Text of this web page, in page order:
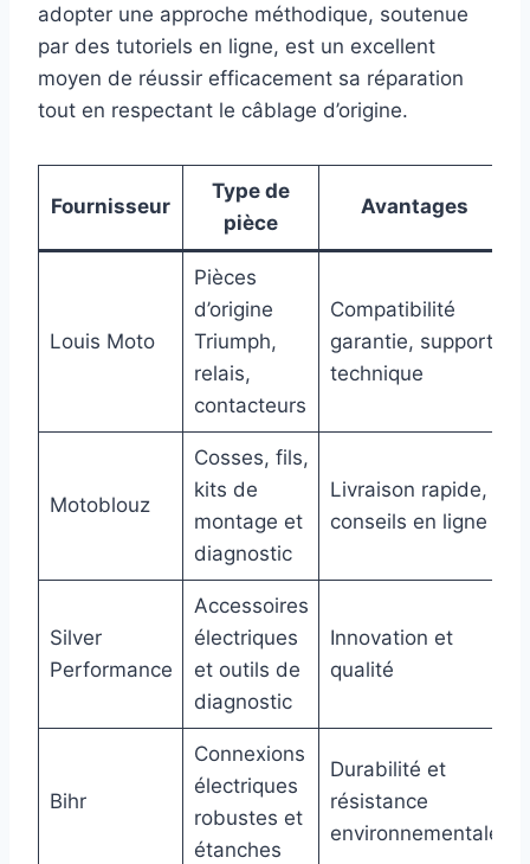
adopter une approche méthodique, soutenue
par des tutoriels en ligne, est un excellent
moyen de réussir efficacement sa réparation
tout en respectant le câblage d’origine.
Fournisseur
Type de
pièce
Avantages
Louis Moto
Pièces
d’origine
Triumph,
relais,
contacteurs
Compatibilité
garantie, support
technique
Motoblouz
Cosses, fils,
kits de
montage et
diagnostic
Livraison rapide,
conseils en ligne
Silver
Performance
Accessoires
électriques
et outils de
diagnostic
Innovation et
qualité
Bihr
Connexions
électriques
robustes et
étanches
Durabilité et
résistance
environnementale